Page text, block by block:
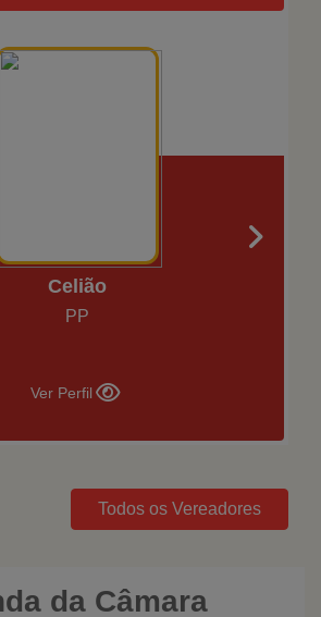
Celião
PP
Ver Perfil
Todos os Vereadores
da Câmara